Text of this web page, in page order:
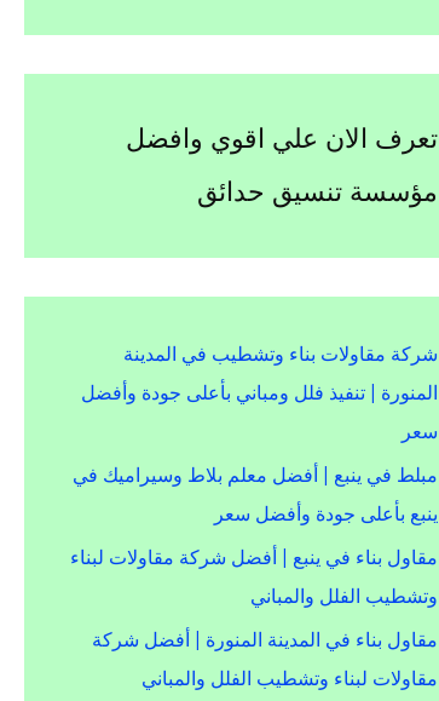
تعرف الان علي اقوي وافضل
مؤسسة تنسيق حدائق
شركة مقاولات بناء وتشطيب في المدينة
المنورة | تنفيذ فلل ومباني بأعلى جودة وأفضل
سعر
مبلط في ينبع | أفضل معلم بلاط وسيراميك في
ينبع بأعلى جودة وأفضل سعر
مقاول بناء في ينبع | أفضل شركة مقاولات لبناء
وتشطيب الفلل والمباني
مقاول بناء في المدينة المنورة | أفضل شركة
مقاولات لبناء وتشطيب الفلل والمباني